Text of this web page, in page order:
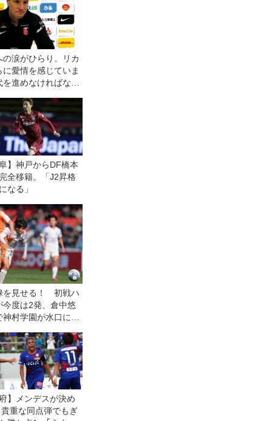
の涙がひらり。リカ
に愛情を感じていま
進めなければなら
阜】神戸からDF橋本
全移籍。「J2昇格
なる」
を見せる！ 初戦ハ
今度は2発、倉中悠
村学園が水口に４
府】メンデスが決め
重な同点弾でもぎ